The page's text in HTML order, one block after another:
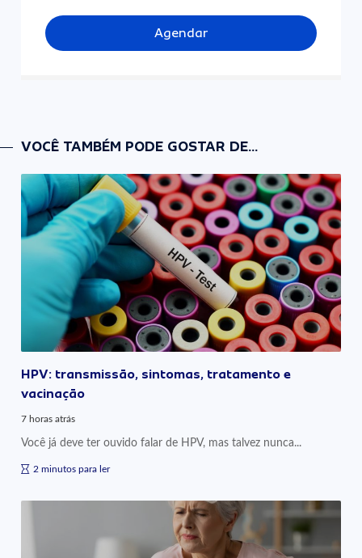
Agendar
VOCÊ TAMBÉM PODE GOSTAR DE...
HPV: transmissão, sintomas, tratamento e
vacinação
7 horas atrás
Você já deve ter ouvido falar de HPV, mas talvez nunca...
2 minutos para ler